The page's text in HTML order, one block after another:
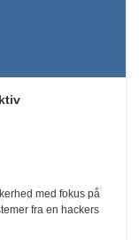
med fokus på
fra en hackers